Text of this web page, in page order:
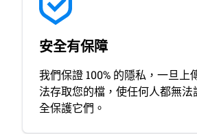
安全有保障
我們保證 100% 的隱私，一旦上
法存取您的檔，使任何人都無法
全保護它們。